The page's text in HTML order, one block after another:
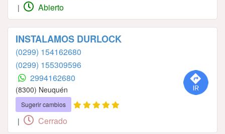
| Abierto
INSTALAMOS DURLOCK
(0299) 154162680
(0299) 155309596
2994162680
(8300) Neuquén
Sugerir cambios
| Cerrado